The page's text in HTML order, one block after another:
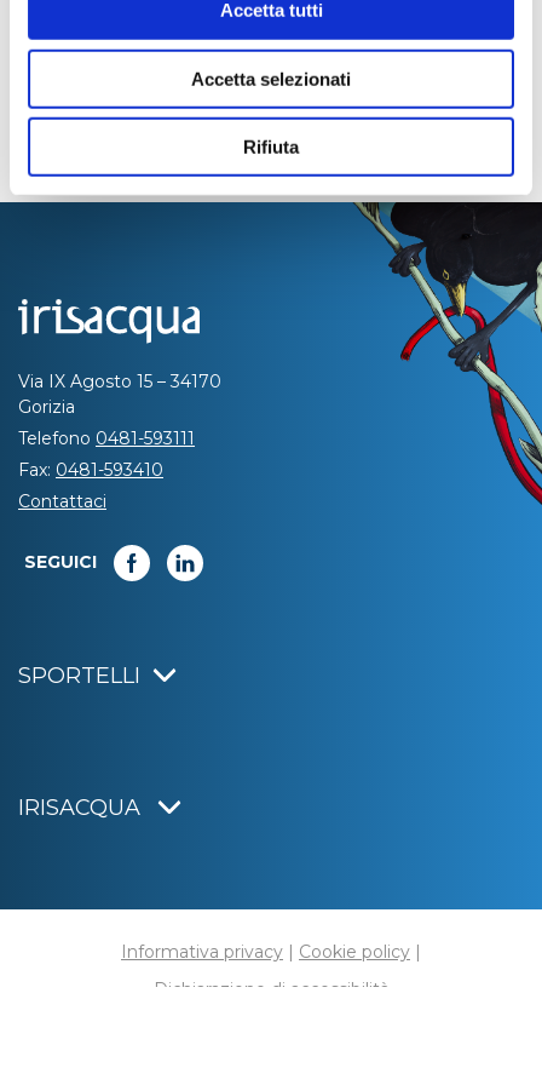
Accetta tutti
Accetta selezionati
Rifiuta
Via IX Agosto 15 – 34170
Gorizia
Telefono 0481-593111
Fax: 0481-593410
Contattaci
SEGUICI
SPORTELLI
IRISACQUA
Informativa privacy | Cookie policy |
Dichiarazione di accessibilità